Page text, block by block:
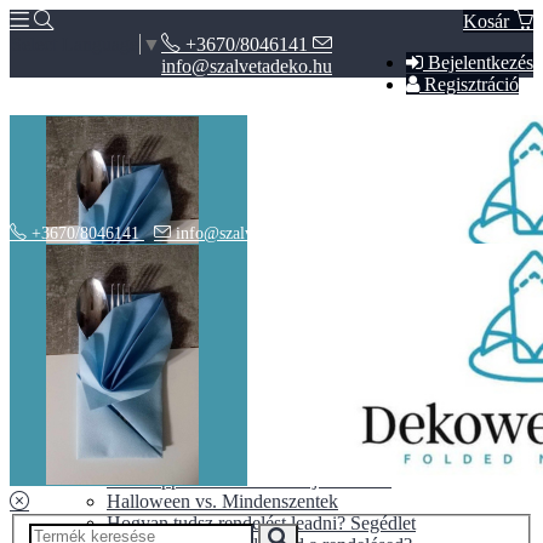
Kosár
Bejelentkezés
Regisztráció
▼
+3670/8046141
info@szalvetadeko.hu
Hírek
ÁSZF
Adatvédelem
BLOG
Halloween vs. Mindenszentek
Hogyan tudsz rendelést leadni? Segédlet
+3670/8046141 info@szalvetadeko.hu